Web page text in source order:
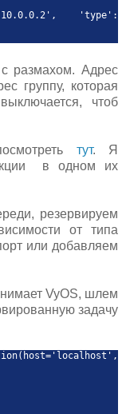
'type':
размахом. Адрес
группу, которая
чтоб
тут. Я
в одном их
резервируем
от типа
или добавляем
VyOS, шлем
задачу